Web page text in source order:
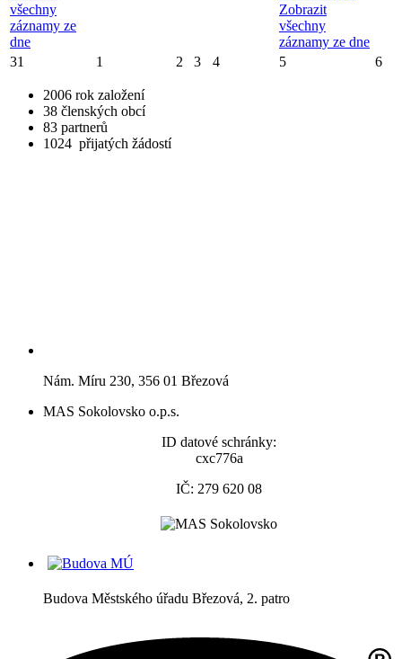
všechny
záznamy ze
dne
Zobrazit
všechny
záznamy ze dne
31 1 2 3 4 5 6
2006 rok založení
38 členských obcí
83 partnerů
1024 přijatých žádostí
Nám. Míru 230, 356 01 Březová
MAS Sokolovsko o.p.s.
ID datové schránky:
cxc776a
IČ: 279 620 08
Budova Městského úřadu Březová, 2. patro